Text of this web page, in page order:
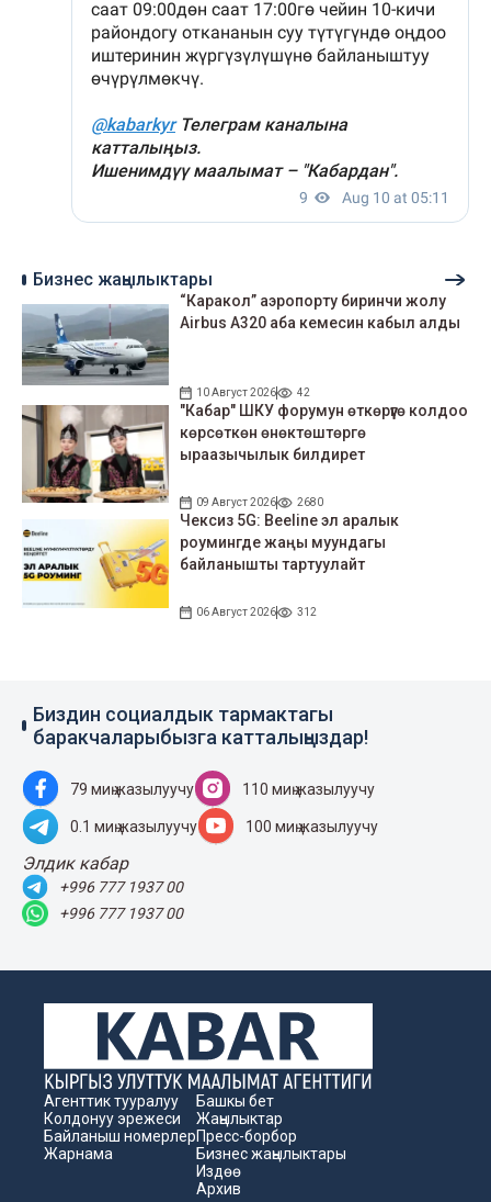
Бизнес жаңылыктары
“Каракол” аэропорту биринчи жолу
Airbus A320 аба кемесин кабыл алды
10 Август 2026 42
"Кабар" ШКУ форумун өткөрүүгө колдоо
көрсөткөн өнөктөштөргө
ыраазычылык билдирет
09 Август 2026 2680
Чексиз 5G: Beeline эл аралык
роумингде жаңы муундагы
байланышты тартуулайт
06 Август 2026 312
Биздин социалдык тармактагы
баракчаларыбызга катталыңыздар!
79 миң жазылуучу 110 миң жазылуучу
0.1 миң жазылуучу 100 миң жазылуучу
Элдик кабар
+996 777 1937 00
+996 777 1937 00
Агенттик тууралуу
Колдонуу эрежеси
Байланыш номерлер
Жарнама
Башкы бет
Жаңылыктар
Пресс-борбор
Бизнес жаңылыктары
Издөө
Архив